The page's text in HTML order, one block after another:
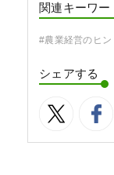
関連キーワー
#農業経営のヒン
シェアする